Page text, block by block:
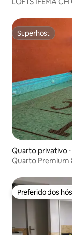
Superhost
Superhost
Quarto privativo
Quarto Premium
Preferido dos
Preferido dos